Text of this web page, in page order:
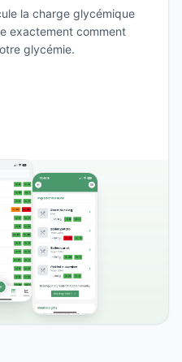
la charge glycémique
exactement comment
glycémie.